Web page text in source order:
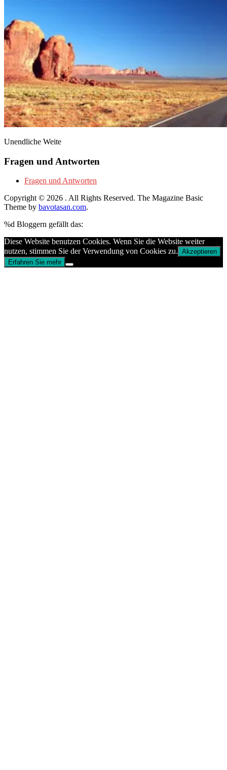
Unendliche Weite
Fragen und Antworten
Fragen und Antworten
Copyright © 2026 . All Rights Reserved. The Magazine Basic
Theme by bavotasan.com.
%d Bloggern gefällt das:
Diese Website benutzen Cookies. Wenn Sie die Website weiter
nutzen, stimmen Sie der Verwendung von Cookies zu. Akzeptieren
Erfahren Sie mehr